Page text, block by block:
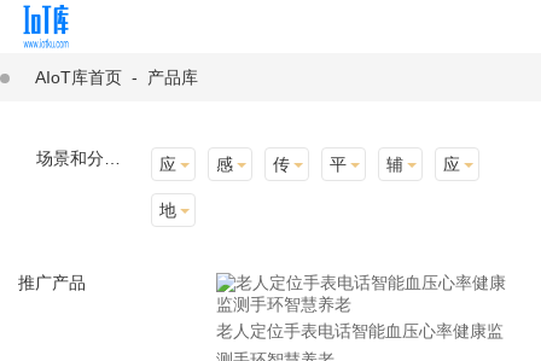
AIoT库首页 - 产品库
应用场景 感知层 传输层 平台层 辅助产品与材料 应用终端
地址选择
推广产品
老人定位手表电话智能血压心率健康监